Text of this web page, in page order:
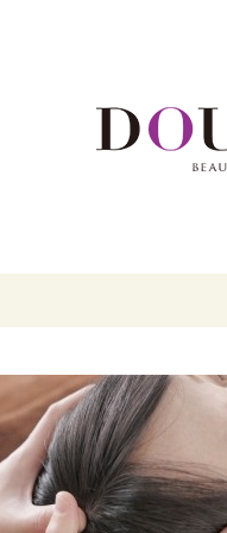
大名
」